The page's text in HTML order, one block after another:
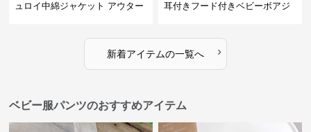
ュロイ中綿ジャケット アウター
耳付きフード付きベビーボアジ
新着アイテムの一覧へ ›
ベビー服パンツのおすすめアイテム